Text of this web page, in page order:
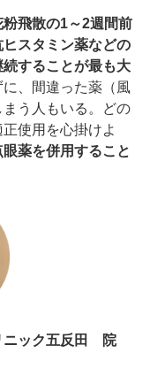
粉飛散の1～2週間前
スタミン薬などの
することが最も大
、間違った薬（風
う人もいる。どの
使用を心掛けよ
薬を併用すること
ニック五反田 院